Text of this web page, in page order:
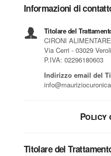
Informazioni di
Titolare del
CIRONI
Via Cerri - 03029
P.IVA: 02296180603
Indirizzo email del
Policy
Titolare del